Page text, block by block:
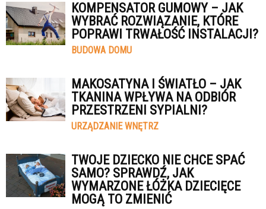
KOMPENSATOR GUMOWY – JAK
WYBRAĆ ROZWIĄZANIE, KTÓRE
POPRAWI TRWAŁOŚĆ INSTALACJI?
BUDOWA DOMU
MAKOSATYNA I ŚWIATŁO – JAK
TKANINA WPŁYWA NA ODBIÓR
PRZESTRZENI SYPIALNI?
URZĄDZANIE WNĘTRZ
TWOJE DZIECKO NIE CHCE SPAĆ
SAMO? SPRAWDŹ, JAK
WYMARZONE ŁÓŻKA DZIECIĘCE
MOGĄ TO ZMIENIĆ